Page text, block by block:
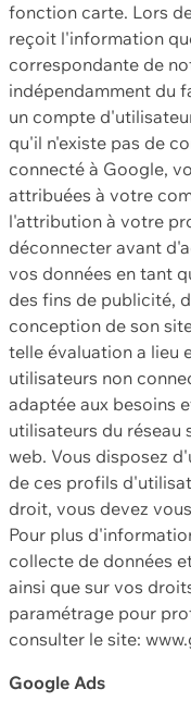
fonction carte. Lors
reçoit l'information
correspondante de
indépendamment du
un compte
qu'il n'existe pas de
connecté à Google,
attribuées à votre
l'attribution à votre
déconnecter avant
vos données en tant
des fins de publicité,
conception de son
telle évaluation a lieu
utilisateurs non
adaptée aux besoins
utilisateurs du
web. Vous disposez
de ces profils
droit, vous devez
Pour plus
collecte de données
ainsi que sur vos
paramétrage pour
consulter le site:
Google Ads